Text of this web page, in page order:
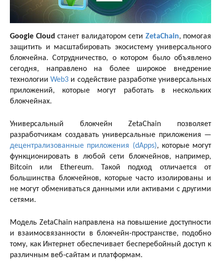
Google Cloud станет валидатором сети ZetaChain, помогая
защитить и масштабировать экосистему универсального
блокчейна. Сотрудничество, о котором было объявлено
сегодня, направлено на более широкое внедрение
технологииWeb3 и содействие разработке универсальных
приложений, которые могут работать в нескольких
блокчейнах.
Универсальный блокчейн ZetaChain позволяет
разработчикам создавать универсальные приложения —
децентрализованные приложения (dApps), которые могут
функционировать в любой сети блокчейнов, например,
Bitcoin или Ethereum. Такой подход отличается от
большинства блокчейнов, которые часто изолированы и
не могут обмениваться данными или активами с другими
сетями.
Модель ZetaChain направлена ​​на повышение доступности
и взаимосвязанности в блокчейн-пространстве, подобно
тому, как Интернет обеспечивает бесперебойный доступ к
различным веб-сайтам и платформам.